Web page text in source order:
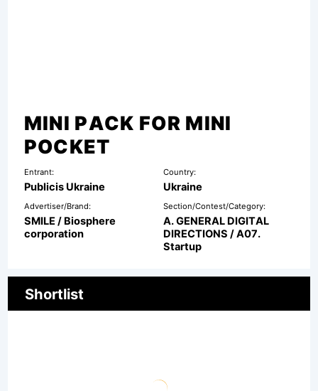
MINI PACK FOR MINI
POCKET
Entrant:
Publicis Ukraine
Country:
Ukraine
Advertiser/Brand:
SMILE / Biosphere
corporation
Section/Contest/Category:
A. GENERAL DIGITAL
DIRECTIONS / A07.
Startup
Shortlist